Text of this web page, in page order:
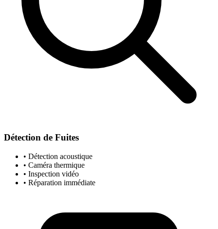
Détection de Fuites
• Détection acoustique
• Caméra thermique
• Inspection vidéo
• Réparation immédiate